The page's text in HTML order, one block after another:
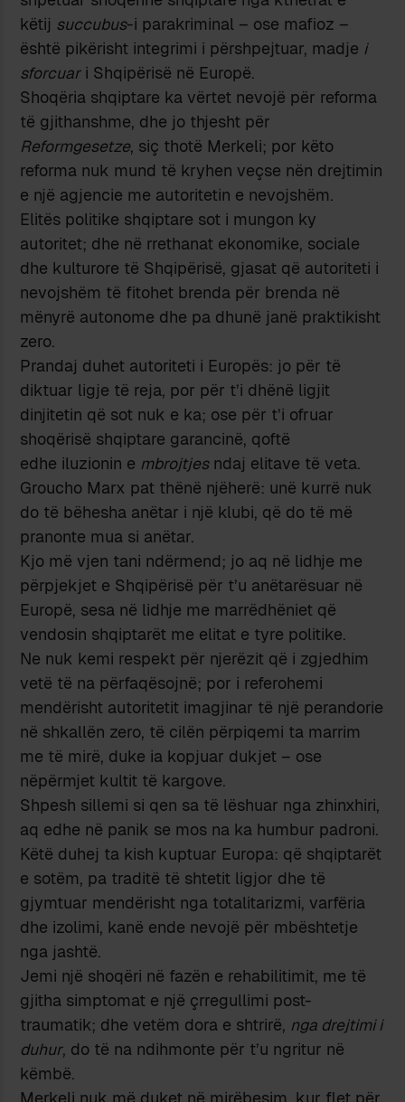
këtij succubus-i parakriminal – ose mafioz –
është pikërisht integrimi i përshpejtuar, madje i
sforcuari Shqipërisë në Europë.
Shoqëria shqiptare ka vërtet nevojë për reforma
të gjithanshme, dhe jo thjesht për
Reformgesetze, siç thotë Merkeli; por këto
reforma nuk mund të kryhen veçse nën drejtimin
e një agjencie me autoritetin e nevojshëm.
Elitës politike shqiptare sot i mungon ky
autoritet; dhe në rrethanat ekonomike, sociale
dhe kulturore të Shqipërisë, gjasat që autoriteti i
nevojshëm të fitohet brenda për brenda në
mënyrë autonome dhe pa dhunë janë praktikisht
zero.
Prandaj duhet autoriteti i Europës: jo për të
diktuar ligje të reja, por për t’i dhënë ligjit
dinjitetin që sot nuk e ka; ose për t’i ofruar
shoqërisë shqiptare garancinë, qoftë
edhe iluzionin e mbrojtjesndaj elitave të veta.
Groucho Marx pat thënë njëherë: unë kurrë nuk
do të bëhesha anëtar i një klubi, që do të më
pranonte mua si anëtar.
Kjo më vjen tani ndërmend; jo aq në lidhje me
përpjekjet e Shqipërisë për t’u anëtarësuar në
Europë, sesa në lidhje me marrëdhëniet që
vendosin shqiptarët me elitat e tyre politike.
Ne nuk kemi respekt për njerëzit që i zgjedhim
vetë të na përfaqësojnë; por i referohemi
mendërisht autoritetit imagjinar të një perandorie
në shkallën zero, të cilën përpiqemi ta marrim
me të mirë, duke ia kopjuar dukjet – ose
nëpërmjet kultit të kargove.
Shpesh sillemi si qen sa të lëshuar nga zhinxhiri,
aq edhe në panik se mos na ka humbur padroni.
Këtë duhej ta kish kuptuar Europa: që shqiptarët
e sotëm, pa traditë të shtetit ligjor dhe të
gjymtuar mendërisht nga totalitarizmi, varfëria
dhe izolimi, kanë ende nevojë për mbështetje
nga jashtë.
Jemi një shoqëri në fazën e rehabilitimit, me të
gjitha simptomat e një çrregullimi post-
traumatik; dhe vetëm dora e shtrirë, nga drejtimi i
duhur, do të na ndihmonte për t’u ngritur në
këmbë.